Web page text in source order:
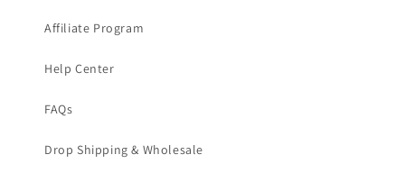
Affiliate Program
Help Center
FAQs
Drop Shipping & Wholesale